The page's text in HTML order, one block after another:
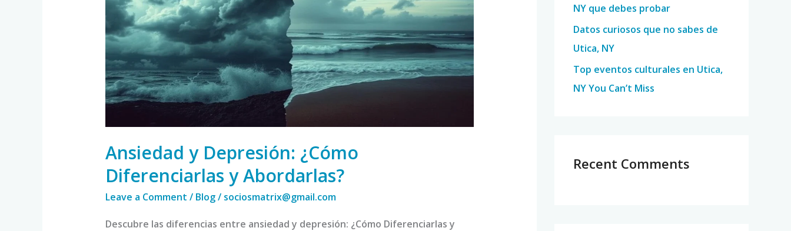
Ansiedad y Depresión: ¿Cómo
Diferenciarlas y Abordarlas?
Leave a Comment / Blog/ sociosmatrix@gmail.com
Descubre las diferencias entre ansiedad y depresión: ¿Cómo Diferenciarlas y
Abordarlas?
NY que debes probar
Datos curiosos que no sabes de
Utica, NY
Top eventos culturales en Utica,
NY You Can’t Miss
Recent Comments